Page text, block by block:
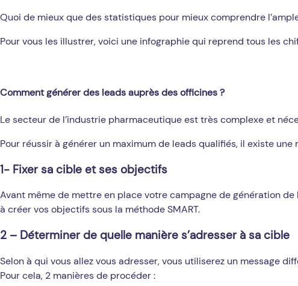
Quoi de mieux que des statistiques pour mieux comprendre
Pour vous les illustrer, voici une infographie qui reprend tous les
Comment générer des leads auprès des officines ?
Le secteur de l’industrie pharmaceutique est très complexe et
Pour réussir à générer un maximum de leads qualifiés, il existe
1- Fixer sa cible et ses objectifs
Avant même de mettre en place votre campagne de génération
à créer vos objectifs sous la méthode SMART.
2 – Déterminer de quelle manière s’adresser à sa cible
Selon à qui vous allez vous adresser, vous utiliserez un message
Pour cela, 2 manières de procéder :